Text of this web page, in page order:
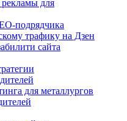
рекламы для
подрядчика
трафику на Дзен
сайта
для металлургов